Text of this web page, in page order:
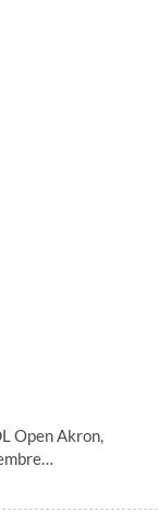
Open Akron,